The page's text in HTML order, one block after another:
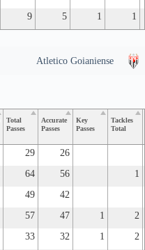
9 5 1 1
Atletico Goianiense
Total
Passes
Accurate
Passes
Key
Passes
Tackles
Total
29
26
64 56
1
49
42
57 47 1
2
33 32 1
2